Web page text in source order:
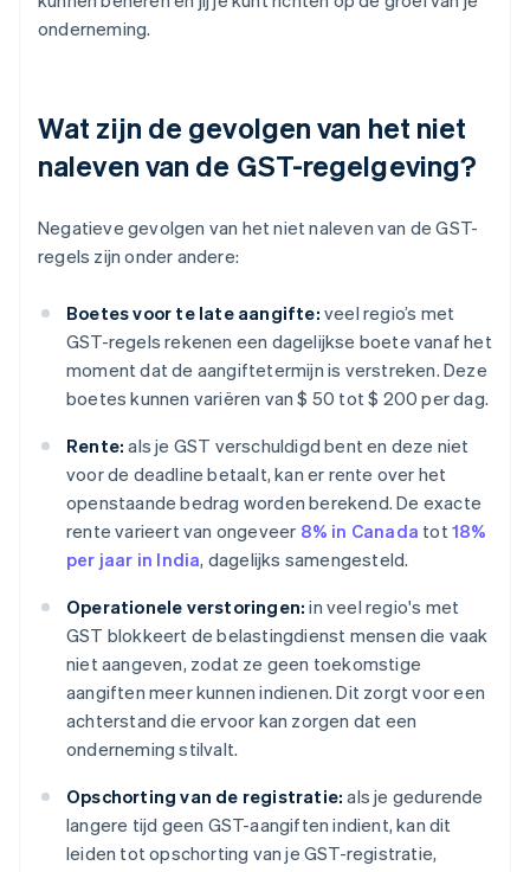
onderneming.
Wat zijn de gevolgen van het niet
naleven van de GST-regelgeving?
Negatieve gevolgen van het niet naleven van de GST-
regels zijn onder andere:
Boetes voor te late aangifte: veel regio’s met
GST-regels rekenen een dagelijkse boete vanaf het
moment dat de aangiftetermijn is verstreken. Deze
boetes kunnen variëren van $ 50 tot $ 200 per dag.
Rente: als je GST verschuldigd bent en deze niet
voor de deadline betaalt, kan er rente over het
openstaande bedrag worden berekend. De exacte
rente varieert van ongeveer 8% in Canada tot18%
per jaar in India, dagelijks samengesteld.
Operationele verstoringen: in veel regio's met
GST blokkeert de belastingdienst mensen die vaak
niet aangeven, zodat ze geen toekomstige
aangiften meer kunnen indienen. Dit zorgt voor een
achterstand die ervoor kan zorgen dat een
onderneming stilvalt.
Opschorting van de registratie: als je gedurende
langere tijd geen GST-aangiften indient, kan dit
leiden tot opschorting van je GST-registratie,